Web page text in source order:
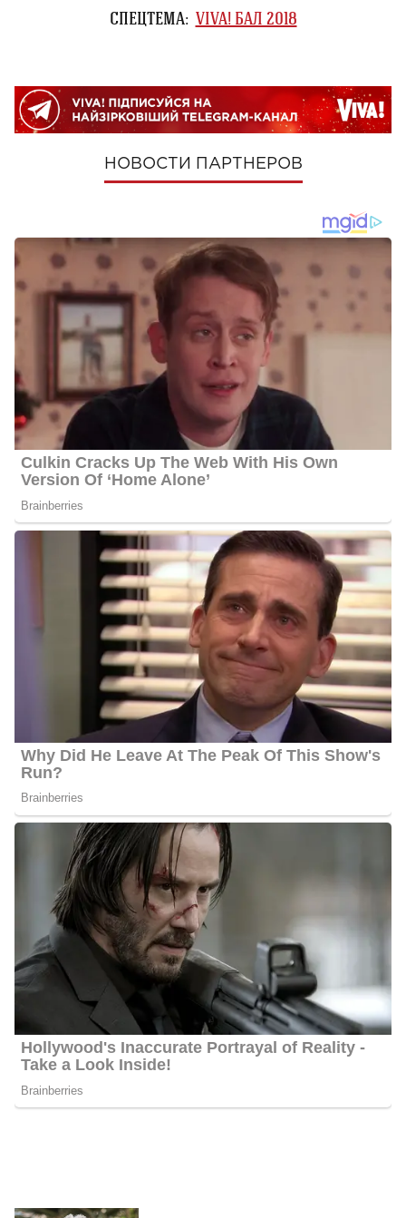
СПЕЦТЕМА: VIVA! БАЛ 2018
НОВОСТИ ПАРТНЕРОВ